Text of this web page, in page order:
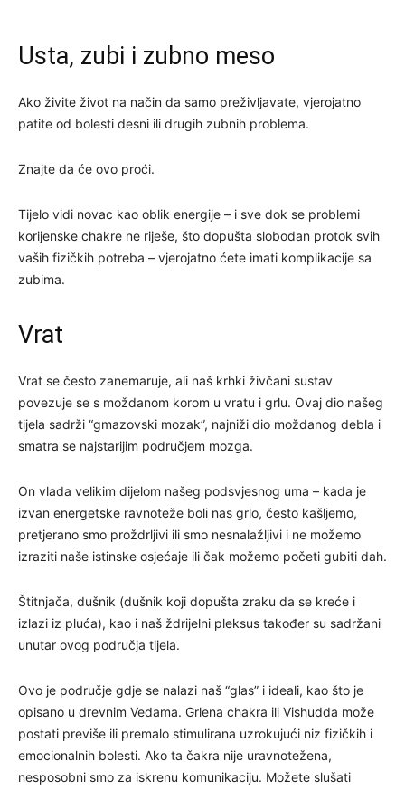
Usta, zubi i zubno meso
Ako živite život na način da samo preživljavate, vjerojatno
patite od bolesti desni ili drugih zubnih problema.
Znajte da će ovo proći.
Tijelo vidi novac kao oblik energije – i sve dok se problemi
korijenske chakre ne riješe, što dopušta slobodan protok svih
vaših fizičkih potreba – vjerojatno ćete imati komplikacije sa
zubima.
Vrat
Vrat se često zanemaruje, ali naš krhki živčani sustav
povezuje se s moždanom korom u vratu i grlu. Ovaj dio našeg
tijela sadrži “gmazovski mozak”, najniži dio moždanog debla i
smatra se najstarijim područjem mozga.
On vlada velikim dijelom našeg podsvjesnog uma – kada je
izvan energetske ravnoteže boli nas grlo, često kašljemo,
pretjerano smo proždrljivi ili smo nesnalažljivi i ne možemo
izraziti naše istinske osjećaje ili čak možemo početi gubiti dah.
Štitnjača, dušnik (dušnik koji dopušta zraku da se kreće i
izlazi iz pluća), kao i naš ždrijelni pleksus također su sadržani
unutar ovog područja tijela.
Ovo je područje gdje se nalazi naš “glas” i ideali, kao što je
opisano u drevnim Vedama. Grlena chakra ili Vishudda može
postati previše ili premalo stimulirana uzrokujući niz fizičkih i
emocionalnih bolesti. Ako ta čakra nije uravnotežena,
nesposobni smo za iskrenu komunikaciju. Možete slušati